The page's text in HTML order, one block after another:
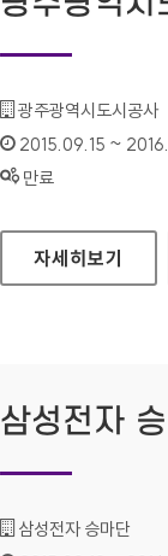
기관명 :
광주광역시도시공사
인증기간 :
2015.09.15 ~
상태 :
만료
광주광역시도시
자세히보기
삼성전자
기관명 :
삼성전자 승마단